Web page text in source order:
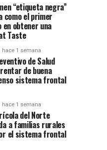
“etiqueta negra”
como el primer
en obtener una
Taste
hace 1 semana
de Salud
de buena
sistema frontal
hace 1 semana
del Norte
a familias rurales
el sistema frontal